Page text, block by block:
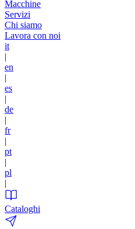
Macchine
Servizi
Chi siamo
Lavora con noi
it
|
en
|
es
|
de
|
fr
|
pt
|
pl
|
Cataloghi